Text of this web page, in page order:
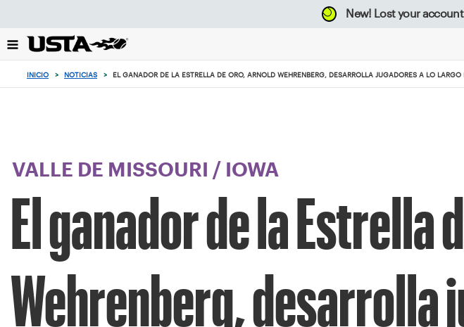
el
botón
New! Lost your
INICIO > NOTICIAS > EL GANADOR DE LA ESTRELLA DE ORO, ARNOLD WEHRENBERG, DESARROLLA JUGADORES A LO
VALLE DE MISSOURI / IOWA
El ganador de la Estrella
Wehrenberg, desarrolla